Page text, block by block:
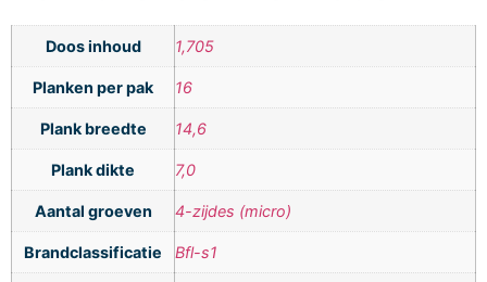
Doos inhoud 1,705
Planken per pak 16
Plank breedte 14,6
Plank dikte 7,0
Aantal groeven 4-zijdes (micro)
Brandclassificatie Bfl-s1